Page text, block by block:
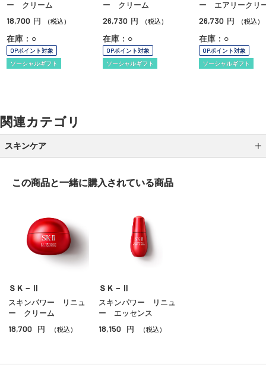
ー クリーム
18,700 円 （税込）
在庫：○
OPポイント対象
ソーシャルギフト
ー クリーム
26,730 円 （税込）
在庫：○
OPポイント対象
ソーシャルギフト
ー エアリークリ
26,730 円 （税込）
在庫：○
OPポイント対象
ソーシャルギフト
関連カテゴリ
スキンケア
美容液
オイル
アイケア
この商品と一緒に購入されている商品
ＳＫ－Ⅱ
スキンパワー リニュ
ー クリーム
18,700 円 （税込）
ＳＫ－Ⅱ
スキンパワー リニュ
ー エッセンス
18,150 円 （税込）